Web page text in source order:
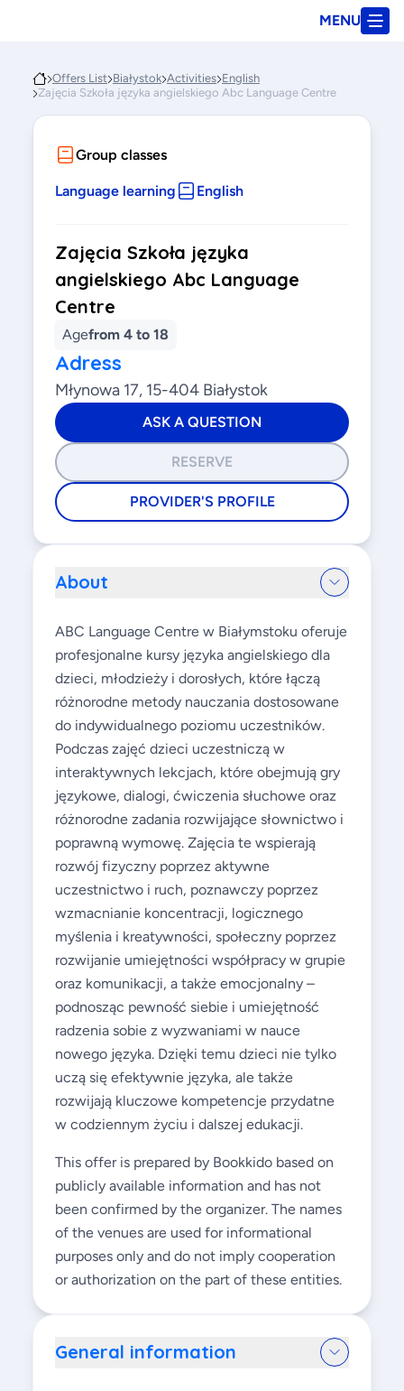
MENU
Offers List Białystok Activities English
Zajęcia Szkoła języka angielskiego Abc Language Centre
Group classes
Language learning English
Zajęcia Szkoła języka
angielskiego Abc Language
Centre
Agefrom 4 to 18
Adress
Młynowa 17, 15-404 Białystok
ASK A QUESTION
RESERVE
PROVIDER'S PROFILE
About
ABC Language Centre w Białymstoku oferuje
profesjonalne kursy języka angielskiego dla
dzieci, młodzieży i dorosłych, które łączą
różnorodne metody nauczania dostosowane
do indywidualnego poziomu uczestników.
Podczas zajęć dzieci uczestniczą w
interaktywnych lekcjach, które obejmują gry
językowe, dialogi, ćwiczenia słuchowe oraz
różnorodne zadania rozwijające słownictwo i
poprawną wymowę. Zajęcia te wspierają
rozwój fizyczny poprzez aktywne
uczestnictwo i ruch, poznawczy poprzez
wzmacnianie koncentracji, logicznego
myślenia i kreatywności, społeczny poprzez
rozwijanie umiejętności współpracy w grupie
oraz komunikacji, a także emocjonalny –
podnosząc pewność siebie i umiejętność
radzenia sobie z wyzwaniami w nauce
nowego języka. Dzięki temu dzieci nie tylko
uczą się efektywnie języka, ale także
rozwijają kluczowe kompetencje przydatne
w codziennym życiu i dalszej edukacji.
This offer is prepared by Bookkido based on
publicly available information and has not
been confirmed by the organizer. The names
of the venues are used for informational
purposes only and do not imply cooperation
or authorization on the part of these entities.
General information